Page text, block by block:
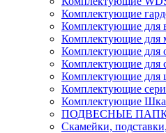
Комплектующие
Комплектующие для
Комплектующие для
Комплектующие для
Комплектующие для
Комплектующие для
Комплектующие
Комплектующие
ПОДВЕСНЫЕ
Скамейки,